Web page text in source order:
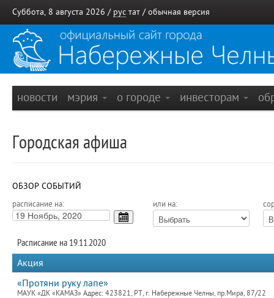
Суббота, 8 августа 2026 / рус тат / обычная версия
новости мэрия о городе инвесторам
Городская афиша
ОБЗОР СОБЫТИЙ
расписание на: или на:
Расписание на 19.11.2020
Акция
«Протяни руку лапе»
МАУК «ДК «КАМАЗ» Адрес: 423821, РТ, г. Набережные Челны, пр.Мира, 87/22